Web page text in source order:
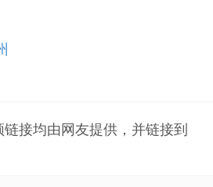
接均由网友提供，并链接到